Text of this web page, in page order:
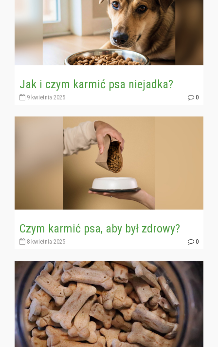
Jak i czym karmić psa niejadka?
9 kwietnia 2025 0
Czym karmić psa, aby był zdrowy?
8 kwietnia 2025 0